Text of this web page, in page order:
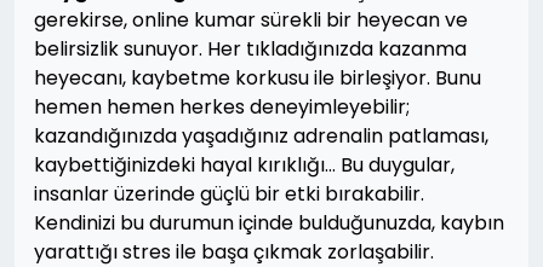
gerekirse, online kumar sürekli bir heyecan ve
belirsizlik sunuyor. Her tıkladığınızda kazanma
heyecanı, kaybetme korkusu ile birleşiyor. Bunu
hemen hemen herkes deneyimleyebilir;
kazandığınızda yaşadığınız adrenalin patlaması,
kaybettiğinizdeki hayal kırıklığı… Bu duygular,
insanlar üzerinde güçlü bir etki bırakabilir.
Kendinizi bu durumun içinde bulduğunuzda, kaybın
yarattığı stres ile başa çıkmak zorlaşabilir.